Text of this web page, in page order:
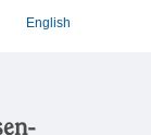
English